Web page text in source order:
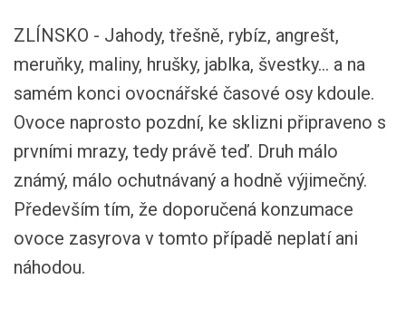
ZLÍNSKO - Jahody, třešně, rybíz, angrešt,
meruňky, maliny, hrušky, jablka, švestky... a na
samém konci ovocnářské časové osy kdoule.
Ovoce naprosto pozdní, ke sklizni připraveno s
prvními mrazy, tedy právě teď. Druh málo
známý, málo ochutnávaný a hodně výjimečný.
Především tím, že doporučená konzumace
ovoce zasyrova v tomto případě neplatí ani
náhodou.